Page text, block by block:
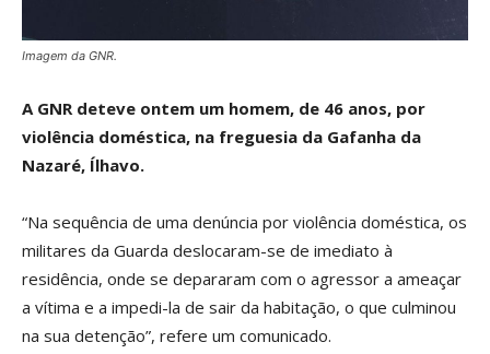
Imagem da GNR.
A GNR deteve ontem um homem, de 46 anos, por
violência doméstica, na freguesia da Gafanha da
Nazaré, Ílhavo.
“Na sequência de uma denúncia por violência doméstica, os
militares da Guarda deslocaram-se de imediato à
residência, onde se depararam com o agressor a ameaçar
a vítima e a impedi-la de sair da habitação, o que culminou
na sua detenção”, refere um comunicado.